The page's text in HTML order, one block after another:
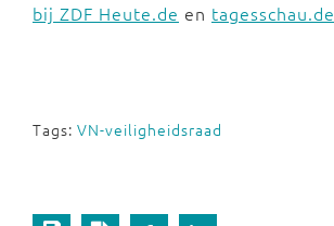
bij ZDF Heute.de en tagesschau.de
Tags: VN-veiligheidsraad